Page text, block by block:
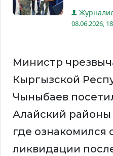
08.06.2026,
Министр
Кыргызской
Чыныбаев
Алайский
где ознакомился
ликвидации